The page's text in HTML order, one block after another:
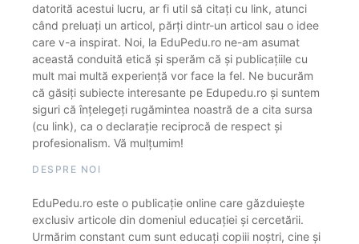
datorită acestui lucru, ar fi util să citați cu link, atunci
când preluați un articol, părți dintr-un articol sau o idee
care v-a inspirat. Noi, la EduPedu.ro ne-am asumat
această conduită etică și sperăm că și publicațiile cu
mult mai multă experiență vor face la fel. Ne bucurăm
că găsiți subiecte interesante pe Edupedu.ro și suntem
siguri că înțelegeți rugămintea noastră de a cita sursa
(cu link), ca o declarație reciprocă de respect și
profesionalism. Vă mulțumim!
DESPRE NOI
EduPedu.ro este o publicație online care găzduiește
exclusiv articole din domeniul educației și cercetării.
Urmărim constant cum sunt educați copiii noștri, cine și